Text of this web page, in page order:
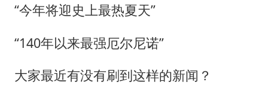
《龙餐馆》 冲奖
2025年小学教师减少13.19万
“今年将迎史上最热夏天”
“140年以来最强厄尔尼诺”
大家最近有没有刷到这样的新闻？